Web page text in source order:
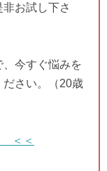
お試し下さ
今すぐ悩みを
さい。（20歳
＜＜